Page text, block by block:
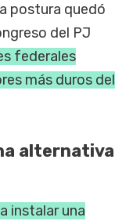
postura quedó
del PJ
federales
más duros del
alternativa
instalar una